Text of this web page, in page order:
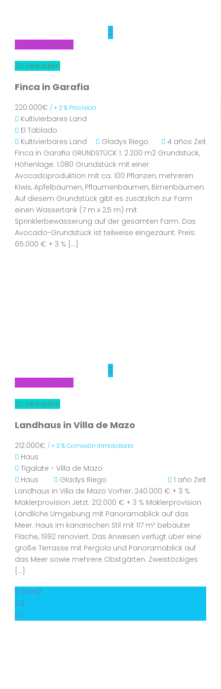
Neu zum Verkauf
Zu Verkaufen
Finca in Garafia
220.000€ / + 3 % Provision
Kultivierbares Land
El Tablado
Kultivierbares Land
Gladys Riego
4 años Zeit
Finca in Garafia GRUNDSTÜCK 1: 2.200 m2 Grundstück,
Höhenlage: 1.080 Grundstück mit einer
Avocadoproduktion mit ca. 100 Pflanzen, mehreren
Kiwis, Apfelbäumen, Pflaumenbäumen, Birnenbäumen.
Auf diesem Grundstück gibt es zusätzlich zur Farm
einen Wassertank (7 m x 2,5 m) mit
Sprinklerbewässerung auf der gesamten Farm. Das
Avocado-Grundstück ist teilweise eingezäunt. Preis:
65.000 € + 3 % […]
Neu zum Verkauf
Zu Verkaufen
Landhaus in Villa de Mazo
212.000€ / + 3 % Comisión Inmobiliaria
Haus
Tigalate - Villa de Mazo
Haus
Gladys Riego
1 año Zeit
Landhaus in Villa de Mazo Vorher: 240.000 € + 3 %
Maklerprovision Jetzt: 212.000 € + 3 % Maklerprovision
Ländliche Umgebung mit Panoramablick auf das
Meer. Haus im kanarischen Stil mit 117 m² bebauter
Fläche, 1992 renoviert. Das Anwesen verfügt über eine
große Terrasse mit Pergola und Panoramablick auf
das Meer sowie mehrere Obstgärten. Zweistöckiges
[…]
117 m2
2
1